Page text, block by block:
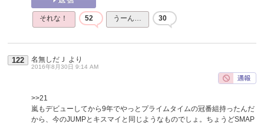
それな！ 52 うーん… 30
122 名無しだＪ より
2016年8月30日 9:14 AM
>>21
嵐もデビューしてから9年でやっとプライムタイムの冠番組持ったんだ
から、今のJUMPとキスマイと同じようなものでしょ。ちょうどSMAP